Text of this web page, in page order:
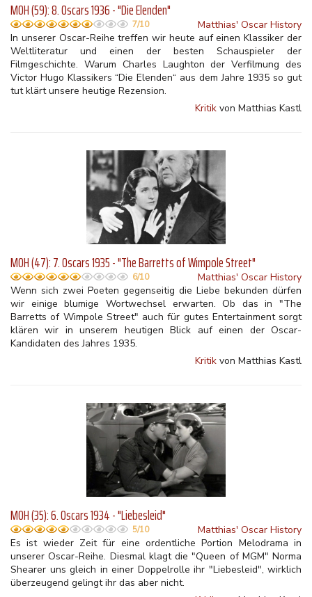
MOH (59): 8. Oscars 1936 - "Die Elenden"
7/10
Matthias' Oscar History
In unserer Oscar-Reihe treffen wir heute auf einen Klassiker der
Weltliteratur und einen der besten Schauspieler der
Filmgeschichte. Warum Charles Laughton der Verfilmung des
Victor Hugo Klassikers “Die Elenden“ aus dem Jahre 1935 so gut
tut klärt unsere heutige Rezension.
Kritik von Matthias Kastl
MOH (47): 7. Oscars 1935 - "The Barretts of Wimpole Street"
6/10
Matthias' Oscar History
Wenn sich zwei Poeten gegenseitig die Liebe bekunden dürfen
wir einige blumige Wortwechsel erwarten. Ob das in "The
Barretts of Wimpole Street" auch für gutes Entertainment sorgt
klären wir in unserem heutigen Blick auf einen der Oscar-
Kandidaten des Jahres 1935.
Kritik von Matthias Kastl
MOH (35): 6. Oscars 1934 - "Liebesleid"
5/10
Matthias' Oscar History
Es ist wieder Zeit für eine ordentliche Portion Melodrama in
unserer Oscar-Reihe. Diesmal klagt die "Queen of MGM" Norma
Shearer uns gleich in einer Doppelrolle ihr "Liebesleid", wirklich
überzeugend gelingt ihr das aber nicht.